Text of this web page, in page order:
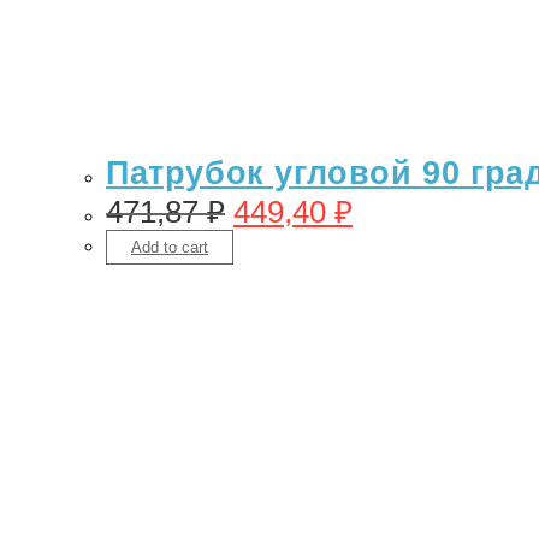
Патрубок угловой 90
471,87₽ 449,40 ₽
Add to cart